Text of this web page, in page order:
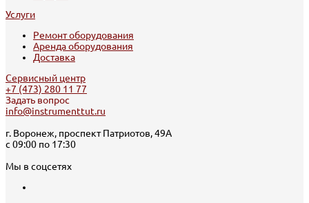
Услуги
Ремонт оборудования
Аренда оборудования
Доставка
Сервисный центр
+7 (473) 280 11 77
Задать вопрос
info@instrumenttut.ru
г. Воронеж, проспект Патриотов, 49А
с 09:00 по 17:30
Мы в соцсетях